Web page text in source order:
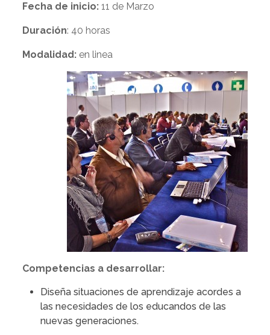
Fecha de inicio:11 de Marzo
Duración: 40 horas
Modalidad:en linea
Competencias a desarrollar:
Diseña situaciones de aprendizaje acordes a
las necesidades de los educandos de las
nuevas generaciones.